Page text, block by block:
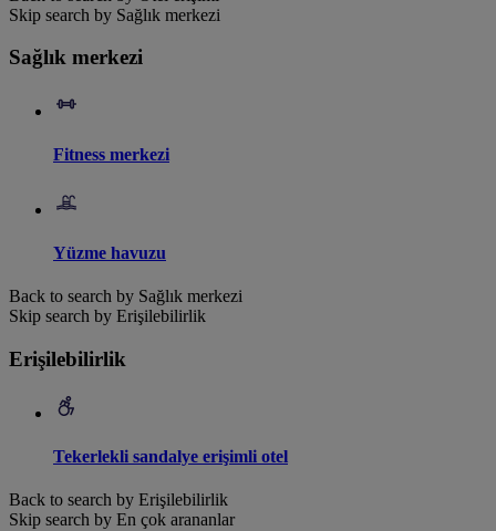
Skip search by Sağlık merkezi
Sağlık merkezi
Fitness merkezi
Yüzme havuzu
Back to search by Sağlık merkezi
Skip search by Erişilebilirlik
Erişilebilirlik
Tekerlekli sandalye erişimli otel
Back to search by Erişilebilirlik
Skip search by En çok arananlar